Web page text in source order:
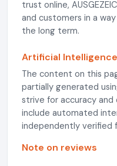
trust online,
and customers in a
the long term.
Artificial
The content on this
partially generated
strive for accuracy
include automated
independently verified
Note on reviews